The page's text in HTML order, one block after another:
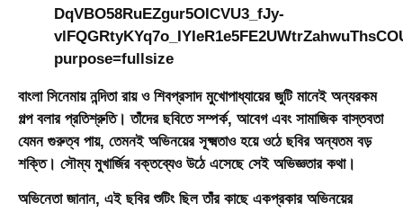
বাংলা সিনেমায় নন্দিতা রায় ও শিবপ্রসাদ মুখোপাধ্যায়ের জুটি মানেই অন্যরকম
গল্প বলার প্রতিশ্রুতি। তাঁদের ছবিতে সম্পর্ক, আবেগ এবং সামাজিক বাস্তবতা
যেমন গুরুত্ব পায়, তেমনই অভিনয়ের সূক্ষ্মতাও হয়ে ওঠে ছবির অন্যতম বড়
শক্তি। সৌম্য মুখার্জির বক্তব্যেও উঠে এসেছে সেই অভিজ্ঞতার কথা।
অভিনেতা জানান, এই ছবির শুটিং ছিল তাঁর কাছে একপ্রকার অভিনয়ের